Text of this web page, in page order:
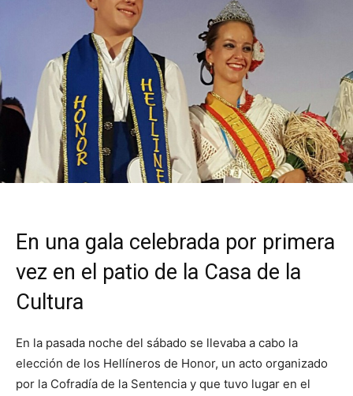
En una gala celebrada por primera
vez en el patio de la Casa de la
Cultura
En la pasada noche del sábado se llevaba a cabo la
elección de los Hellíneros de Honor, un acto organizado
por la Cofradía de la Sentencia y que tuvo lugar en el